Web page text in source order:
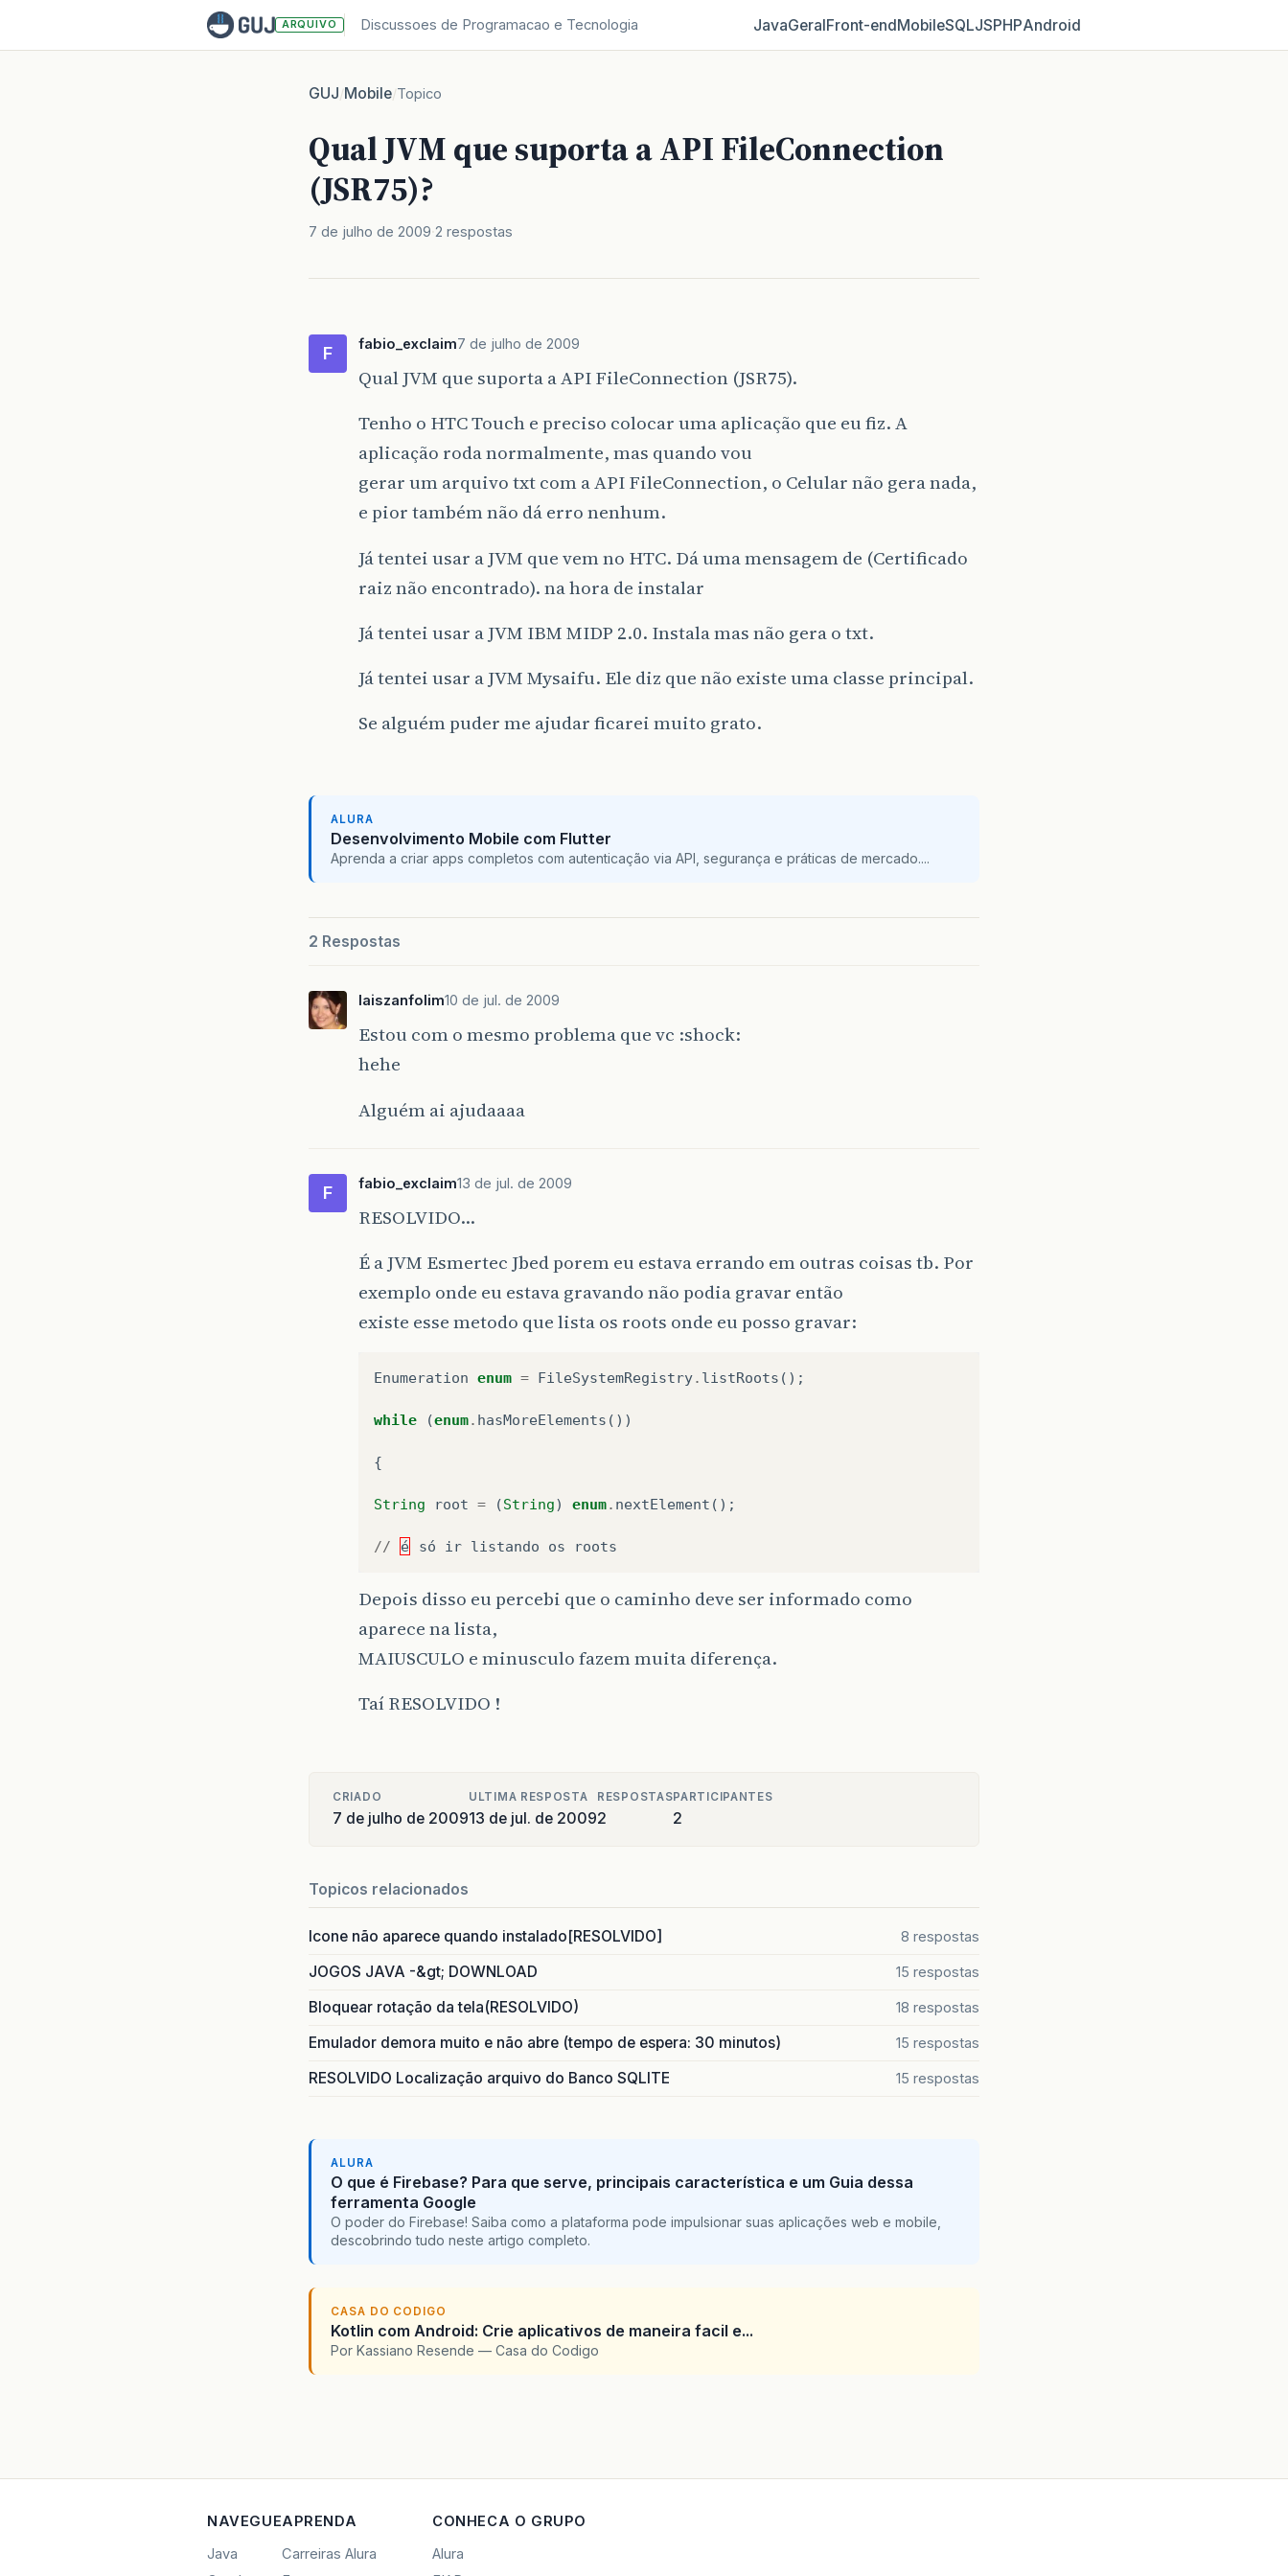
ARQUIVO Discussoes de Programacao e Tecnologia JavaGeralFront‑endMobileSQLJSPHPAndroid
GUJ/Mobile/Topico
Qual JVM que suporta a API FileConnection
(JSR75)?
7 de julho de 2009 2 respostas
F fabio_exclaim7 de julho de 2009
Qual JVM que suporta a API FileConnection (JSR75).
Tenho o HTC Touch e preciso colocar uma aplicação que eu fiz. A
aplicação roda normalmente, mas quando vou
gerar um arquivo txt com a API FileConnection, o Celular não gera nada,
e pior também não dá erro nenhum.
Já tentei usar a JVM que vem no HTC. Dá uma mensagem de (Certificado
raiz não encontrado). na hora de instalar
Já tentei usar a JVM IBM MIDP 2.0. Instala mas não gera o txt.
Já tentei usar a JVM Mysaifu. Ele diz que não existe uma classe principal.
Se alguém puder me ajudar ficarei muito grato.
ALURA
Desenvolvimento Mobile com Flutter
Aprenda a criar apps completos com autenticação via API, segurança e práticas de mercado....
2 Respostas
laiszanfolim10 de jul. de 2009
Estou com o mesmo problema que vc :shock:
hehe
Alguém ai ajudaaaa
F fabio_exclaim13 de jul. de 2009
RESOLVIDO…
É a JVM Esmertec Jbed porem eu estava errando em outras coisas tb. Por
exemplo onde eu estava gravando não podia gravar então
existe esse metodo que lista os roots onde eu posso gravar:
Enumeration enum = FileSystemRegistry. listRoots ();
while (enum. hasMoreElements ())
{
String root = (String) enum. nextElement ();
// é só ir listando os roots
Depois disso eu percebi que o caminho deve ser informado como
aparece na lista,
MAIUSCULO e minusculo fazem muita diferença.
Taí RESOLVIDO !
CRIADO
7 de julho de 2009
ULTIMA RESPOSTA
13 de jul. de 2009
RESPOSTAS
2
PARTICIPANTES
2
Topicos relacionados
Icone não aparece quando instalado[RESOLVIDO] 8 respostas
JOGOS JAVA -&gt; DOWNLOAD 15 respostas
Bloquear rotação da tela(RESOLVIDO) 18 respostas
Emulador demora muito e não abre (tempo de espera: 30 minutos) 15 respostas
RESOLVIDO Localização arquivo do Banco SQLITE 15 respostas
ALURA
O que é Firebase? Para que serve, principais característica e um Guia dessa
ferramenta Google
O poder do Firebase! Saiba como a plataforma pode impulsionar suas aplicações web e mobile,
descobrindo tudo neste artigo completo.
CASA DO CODIGO
Kotlin com Android: Crie aplicativos de maneira facil e...
Por Kassiano Resende — Casa do Codigo
NAVEGUE
Java
APRENDA
Carreiras Alura
CONHECA O GRUPO
Alura